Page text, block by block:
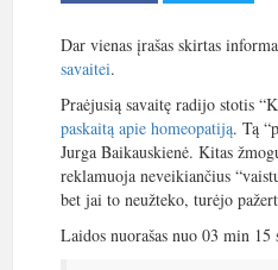
Dar vienas įrašas skirtas
savaitei.
Praėjusią savaitę radijo stotis
paskaitą apie homeopatiją. Tą
Jurga Baikauskienė. Kitas
reklamuoja neveikiančius
bet jai to neužteko, turėjo
Laidos nuorašas nuo 03 min